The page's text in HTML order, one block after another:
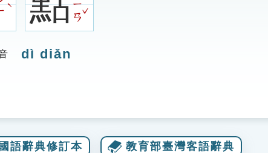
ˋ
ㄧ
ㄢ
ˇ
dì diǎn
語辭典修訂本 教育部臺灣客語辭典